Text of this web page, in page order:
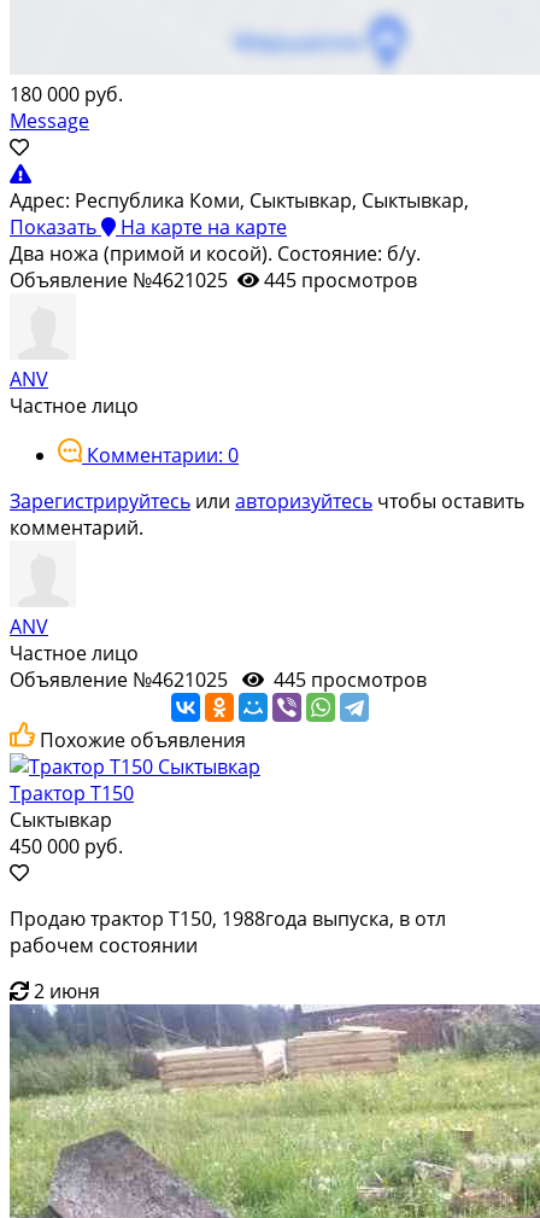
180 000 руб.
Message
Адрес: Республика Коми, Сыктывкар, Сыктывкар,
Показать
На карте на карте
Два ножа (примой и косой). Состояние: б/у.
Объявление №4621025
445 просмотров
ANV
Частное лицо
Комментарии: 0
Зарегистрируйтесь или авторизуйтесь чтобы оставить
комментарий.
ANV
Частное лицо
Объявление №4621025
445 просмотров
Похожие объявления
Трактор Т150
Сыктывкар
450 000 руб.
Продаю трактор Т150, 1988года выпуска, в отл
рабочем состоянии
2 июня